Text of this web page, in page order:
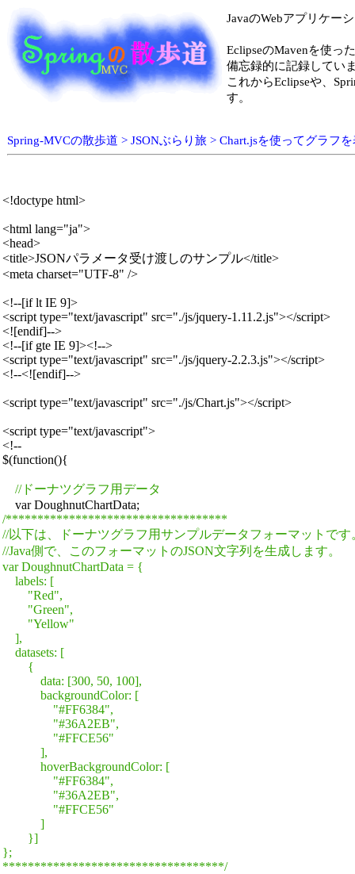
JavaのWebアプリケー
EclipseのMavenを使っ
備忘録的に記録してい
これからEclipseや、
す。
Spring-MVCの散歩道 > JSONぶらり旅 > Chart.jsを使ってグラフ
<!doctype html>
<html lang="ja">
<head>
<title>JSONパラメータ受け渡しのサンプル</title>
<meta charset="UTF-8" />
<!--[if lt IE 9]>
<script type="text/javascript" src="./js/jquery-1.11.2.js"></script>
<![endif]-->
<!--[if gte IE 9]><!-->
<script type="text/javascript" src="./js/jquery-2.2.3.js"></script>
<!--<![endif]-->
<script type="text/javascript" src="./js/Chart.js"></script>
<script type="text/javascript">
<!--
$(function(){
//ドーナツグラフ用データ
/***********************************
//以下は、ドーナツグラフ用サンプルデータフォーマットです
//Java側で、このフォーマットのJSON文字列を生成します。
var DoughnutChartData = {
    labels: [
        "Red",
        "Green",
        "Yellow"
    ],
    datasets: [
        {
            data: [300, 50, 100],
            backgroundColor: [
                "#FF6384",
                "#36A2EB",
                "#FFCE56"
            ],
            hoverBackgroundColor: [
                "#FF6384",
                "#36A2EB",
                "#FFCE56"
            ]
        }]
};
***********************************/